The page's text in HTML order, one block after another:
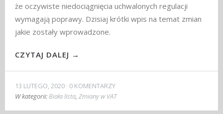
że oczywiste niedociągnięcia uchwalonych regulacji
wymagają poprawy. Dzisiaj krótki wpis na temat zmian
jakie zostały wprowadzone.
CZYTAJ DALEJ →
13 LUTEGO, 2020 0 KOMENTARZY
W kategorii:Biała lista, Zmiany w VAT